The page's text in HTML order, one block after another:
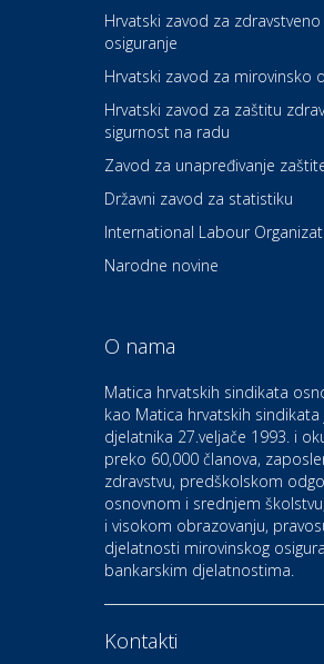
Zdravlje i osiguranje
Povoljnosti
Dental Sudar
Dom i dizajn
Euro-vrt – kosilice,
Odmor
Bistrica
Auto-moto i tehnika
CIAK Auto d.o.o.
Kultura i edukacija
Kazalište Gavella
Moda i ljepota
Hrvatski zavod za zdravstveno
osiguranje
Hrvatski zavod za mirovinsko
Hrvatski zavod za zaštitu
sigurnost na radu
Zavod za unapređivanje
Državni zavod za statistiku
International Labour
Narodne novine
O nama
Matica hrvatskih sindikata
kao Matica hrvatskih sindikata
djelatnika 27.veljače 1993. i
preko 60,000 članova,
zdravstvu, predškolskom
osnovnom i srednjem
i visokom obrazovanju,
djelatnosti mirovinskog
bankarskim djelatnostima.
Kontakti